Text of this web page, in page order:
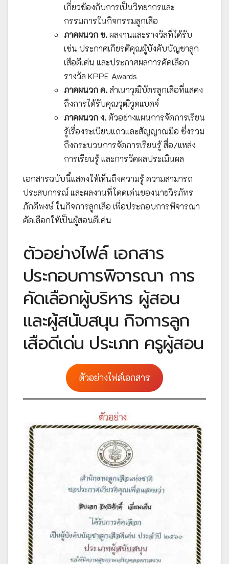
เกี่ยวข้องกับการเป็นวิทยากรและ
กรรมการในกิจกรรมลูกเสือ
ภาคผนวก ข.ผลงานและรางวัลที่ได้รับ
เช่น ประกาศเกียรติคุณผู้บังคับบัญชาลูก
เสือดีเด่น และประกาศผลการคัดเลือก
รางวัล KPPE Awards
ภาคผนวก ค.สำเนาวุฒิบัตรลูกเสือที่แสดง
ถึงการได้รับคุณวุฒิวูดแบดจ์
ภาคผนวก ง.ตัวอย่างแผนการจัดการเรียน
รู้เรื่องระเบียบแถวและสัญญาณมือ ซึ่งรวม
ถึงกระบวนการจัดการเรียนรู้ สื่อ/แหล่ง
การเรียนรู้ และการวัดผลประเมินผล
เอกสารฉบับนี้แสดงให้เห็นถึงความรู้ ความสามารถ
ประสบการณ์ และผลงานที่โดดเด่นของนายวีรภัทร
ภักดีพงษ์ ในกิจการลูกเสือ เพื่อประกอบการพิจารณา
คัดเลือกให้เป็นผู้สอนดีเด่น
ตัวอย่างไฟล์ เอกสาร
ประกอบการพิจารณา การ
คัดเลือกผู้บริหาร ผู้สอน
และผู้สนับสนุน กิจการลูก
เสือดีเด่น ประเภท ครูผู้สอน
ตัวอย่างไฟล์เอกสาร